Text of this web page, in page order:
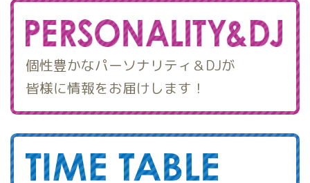
個性豊かなパーソナリティ＆DJが
皆様に情報をお届けします！